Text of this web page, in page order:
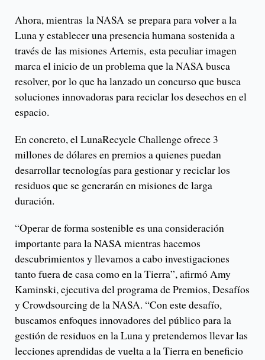
Ahora, mientras la NASA se prepara para volver a la
Luna y establecer una presencia humana sostenida a
través de las misiones Artemis, esta peculiar imagen
marca el inicio de un problema que la NASA busca
resolver, por lo que ha lanzado un concurso que busca
soluciones innovadoras para reciclar los desechos en el
espacio.
En concreto, el LunaRecycle Challenge ofrece 3
millones de dólares en premios a quienes puedan
desarrollar tecnologías para gestionar y reciclar los
residuos que se generarán en misiones de larga
duración.
“Operar de forma sostenible es una consideración
importante para la NASA mientras hacemos
descubrimientos y llevamos a cabo investigaciones
tanto fuera de casa como en la Tierra”, afirmó Amy
Kaminski, ejecutiva del programa de Premios, Desafíos
y Crowdsourcing de la NASA. “Con este desafío,
buscamos enfoques innovadores del público para la
gestión de residuos en la Luna y pretendemos llevar las
lecciones aprendidas de vuelta a la Tierra en beneficio